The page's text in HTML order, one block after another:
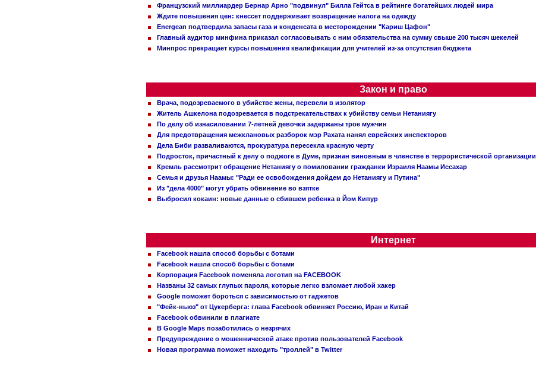
Французский миллиардер Бернар Арно "подвинул" Билла Гейтса в рейтинге богатейших людей мира
Ждите повышения цен: кнессет поддерживает возвращение налога на одежду
Energean подтвердила запасы газа и конденсата в месторождении "Кариш Цафон"
Главный аудитор минфина приказал согласовывать с ним обязательства на сумму свыше 200 тысяч шекелей
Минпрос прекращает курсы повышения квалификации для учителей из-за отсутствия бюджета
Закон и право
Врача, подозреваемого в убийстве жены, перевели в изолятор
Житель Ашкелона подозревается в подстрекательствах к убийству семьи Нетаниягу
По делу об изнасиловании 7-летней девочки задержаны трое мужчин
Для предотвращения межклановых разборок мэр Рахата нанял еврейских инспекторов
Дела Биби разваливаются, прокуратура пересекла красную черту
Подросток, причастный к делу о поджоге в Думе, признан виновным в членстве в террористической организации
Кремль рассмотрит обращение Нетаниягу о помиловании гражданки Израиля Наамы Иссахар
Семья и друзья Наамы: "Ради ее освобождения дойдем до Нетаниягу и Путина"
Из "дела 4000" могут убрать обвинение во взятке
Выбросил кокаин: новые данные о сбившем ребенка в Йом Кипур
Интернет
Facebook нашла способ борьбы с ботами
Facebook нашла способ борьбы с ботами
Корпорация Facebook поменяла логотип на FACEBOOK
Названы 32 самых глупых пароля, которые легко взломает любой хакер
Google поможет бороться с зависимостью от гаджетов
"Фейк-ньюз" от Цукерберга: глава Facebook обвиняет Россию, Иран и Китай
Facebook обвинили в плагиате
В Google Maps позаботились о незрячих
Предупреждение о мошеннической атаке против пользователей Facebook
Новая программа поможет находить "троллей" в Twitter